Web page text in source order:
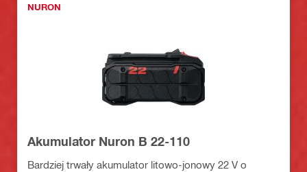
NURON
Akumulator Nuron B 22-110
Bardziej trwały akumulator litowo-jonowy 22 V o